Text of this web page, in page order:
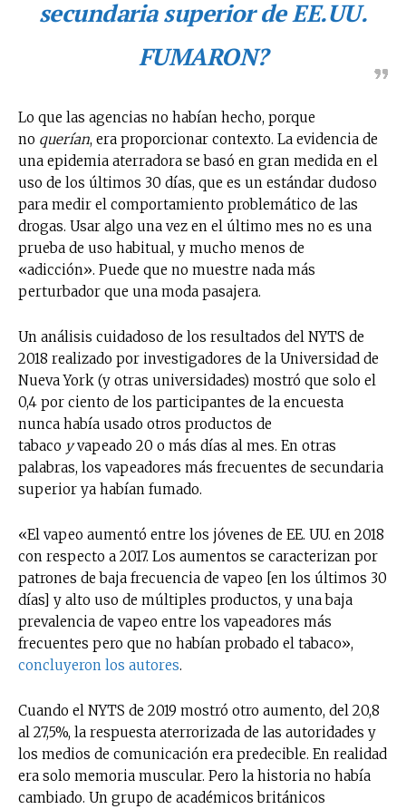
secundaria superior de EE.UU.
FUMARON?
Lo que las agencias no habían hecho, porque
no querían, era proporcionar contexto. La evidencia de
una epidemia aterradora se basó en gran medida en el
uso de los últimos 30 días, que es un estándar dudoso
para medir el comportamiento problemático de las
drogas. Usar algo una vez en el último mes no es una
prueba de uso habitual, y mucho menos de
«adicción». Puede que no muestre nada más
perturbador que una moda pasajera.
Un análisis cuidadoso de los resultados del NYTS de
2018 realizado por investigadores de la Universidad de
Nueva York (y otras universidades) mostró que solo el
0,4 por ciento de los participantes de la encuesta
nunca había usado otros productos de
tabaco yvapeado 20 o más días al mes. En otras
palabras, los vapeadores más frecuentes de secundaria
superior ya habían fumado.
«El vapeo aumentó entre los jóvenes de EE. UU. en 2018
con respecto a 2017. Los aumentos se caracterizan por
patrones de baja frecuencia de vapeo [en los últimos 30
días] y alto uso de múltiples productos, y una baja
prevalencia de vapeo entre los vapeadores más
frecuentes pero que no habían probado el tabaco»,
concluyeron los autores.
Cuando el NYTS de 2019 mostró otro aumento, del 20,8
al 27,5%, la respuesta aterrorizada de las autoridades y
los medios de comunicación era predecible. En realidad
era solo memoria muscular. Pero la historia no había
cambiado. Un grupo de académicos británicos